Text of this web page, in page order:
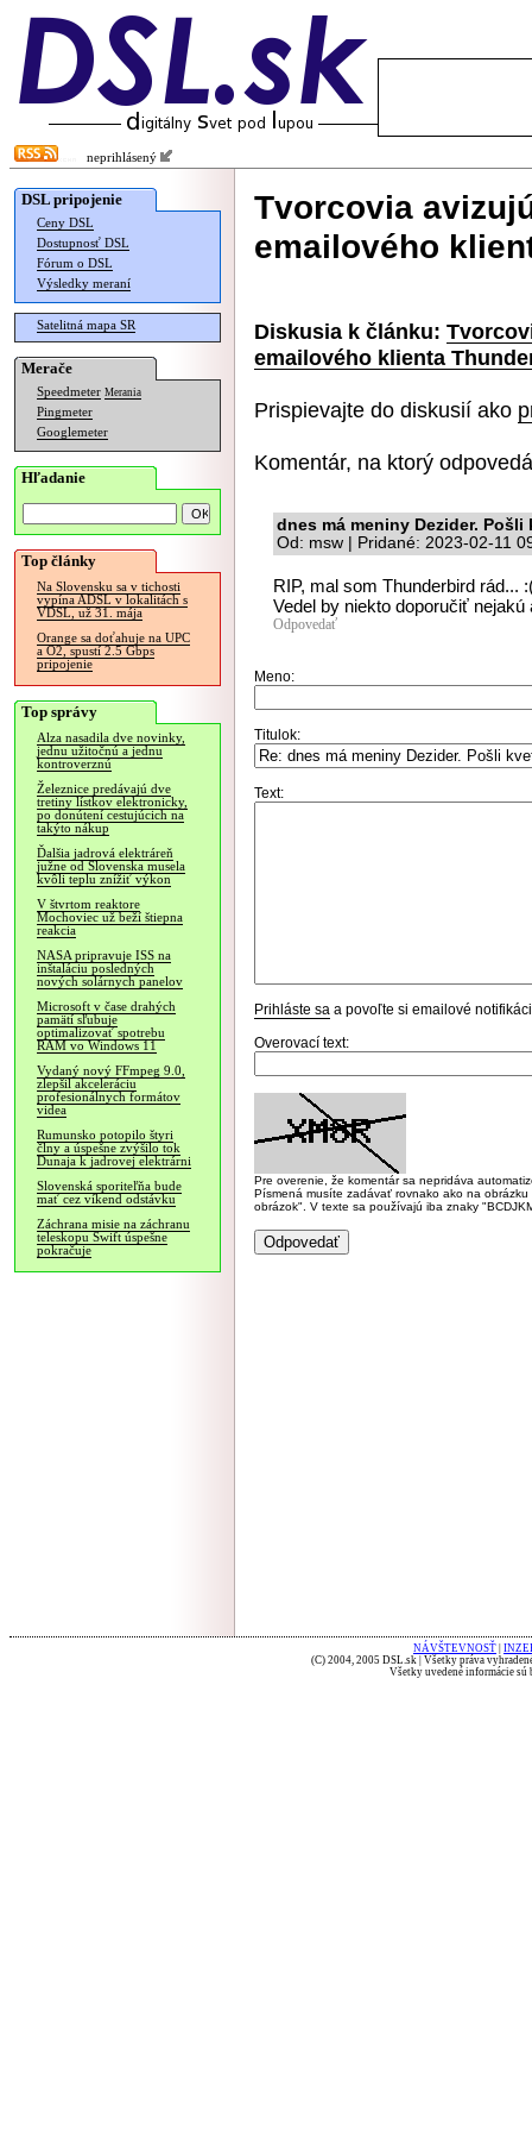
neprihlásený
DSL pripojenie
Ceny DSL
Dostupnosť DSL
Fórum o DSL
Výsledky meraní
Satelitná mapa SR
Merače
Speedmeter Merania
Pingmeter
Googlemeter
Hľadanie
Top články
Na Slovensku sa v tichosti
vypína ADSL v lokalitách s
VDSL, už 31. mája
Orange sa doťahuje na UPC
a O2, spustí 2.5 Gbps
pripojenie
Top správy
Alza nasadila dve novinky,
jednu užitočnú a jednu
kontroverznú
Železnice predávajú dve
tretiny lístkov elektronicky,
po donútení cestujúcich na
takýto nákup
Ďalšia jadrová elektráreň
južne od Slovenska musela
kvôli teplu znížiť výkon
V štvrtom reaktore
Mochoviec už beží štiepna
reakcia
NASA pripravuje ISS na
inštaláciu posledných
nových solárnych panelov
Microsoft v čase drahých
pamätí sľubuje
optimalizovať spotrebu
RAM vo Windows 11
Vydaný nový FFmpeg 9.0,
zlepšil akceleráciu
profesionálnych formátov
videa
Rumunsko potopilo štyri
člny a úspešne zvýšilo tok
Dunaja k jadrovej elektrárni
Slovenská sporiteľňa bude
mať cez víkend odstávku
Záchrana misie na záchranu
teleskopu Swift úspešne
pokračuje
Tvorcovia
emailového
Diskusia k článku:
emailového klienta
Prispievajte do diskusií ako
Komentár, na ktorý
dnes má meniny Dezider. Pošli
Od: msw | Pridané: 2023-02-11
RIP, mal som Thunderbird rád...
Vedel by niekto doporučiť nejakú
Odpovedať
Meno:
Titulok:
Text:
Prihláste sa a povoľte si emailové
Overovací text:
Pre overenie, že komentár sa nepridáva
Písmená musíte zadávať rovnako ako na
obrázok". V texte sa používajú iba znaky
NÁVŠTEVNOSŤ
(C) 2004, 2005 DSL.sk | Všetky práva
Všetky uvedené informácie sú